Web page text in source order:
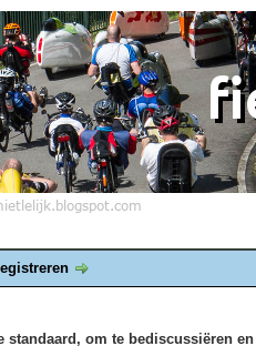
standaard, om te bediscussiëren